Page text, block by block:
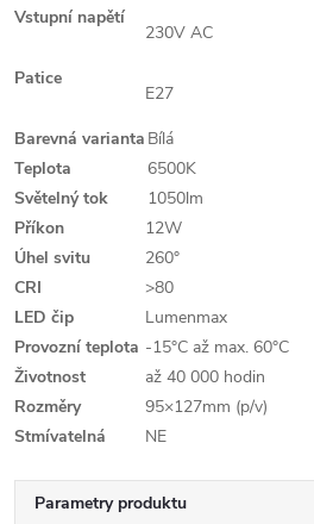
Vstupní napětí
230V AC
Patice
E27
Barevná varianta Bílá
Teplota
6500K
Světelný tok
1050lm
Příkon
12W
Úhel svitu
260°
CRI
>80
LED čip
Lumenmax
Provozní teplota -15°C až max. 60°C
Životnost
až 40 000 hodin
Rozměry
95×127mm (p/v)
Stmívatelná
NE
Parametry produktu